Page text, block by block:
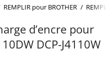
REMPLIR pour BROTHER
d’encre pour
DCP-J4110W